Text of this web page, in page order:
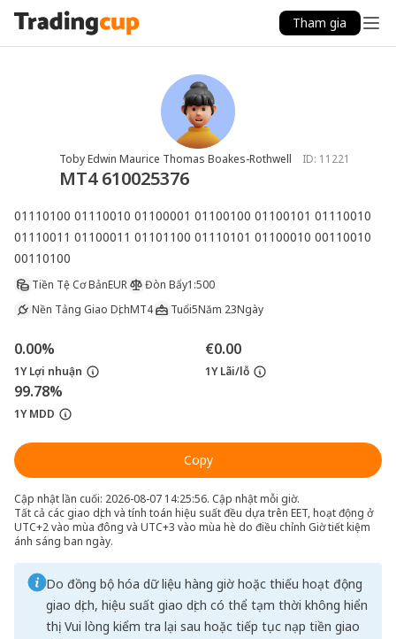
Tham gia
Toby Edwin Maurice Thomas Boakes-Rothwell ID: 11221
MT4 610025376
01110100 01110010 01100001 01100100 01100101 01110010
01110011 01100011 01101100 01110101 01100010 00110010
00110100
Tiền Tệ Cơ BảnEUR Đòn Bẩy1:500
Nền Tảng Giao DịchMT4 Tuổi5Năm 23Ngày
0.00%
1Y Lợi nhuận
€0.00
1Y Lãi/lỗ
99.78%
1Y MDD
Copy
Cập nhật lần cuối: 2026-08-07 14:25:56. Cập nhật mỗi giờ.
Tất cả các giao dịch và tính toán hiệu suất đều dựa trên EET, hoạt động ở
UTC+2 vào mùa đông và UTC+3 vào mùa hè do điều chỉnh Giờ tiết kiệm
ánh sáng ban ngày.
Do đồng bộ hóa dữ liệu hàng giờ hoặc thiếu hoạt động
giao dịch, hiệu suất giao dịch có thể tạm thời không hiển
thị. Vui lòng kiểm tra lại sau hoặc tiếp tục nạp tiền giao